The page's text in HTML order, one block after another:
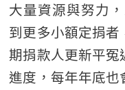
大量資源與努力
到更多小額定捐
期捐款人更新平
進度，每年年底也